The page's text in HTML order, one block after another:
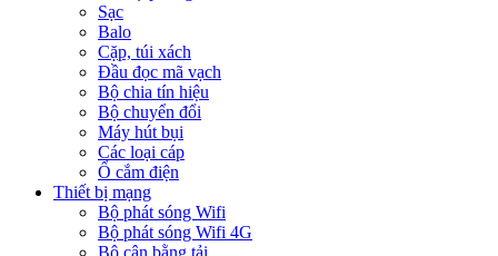
Sạc
Balo
Cặp, túi xách
Đầu đọc mã vạch
Bộ chia tín hiệu
Bộ chuyển đổi
Máy hút bụi
Các loại cáp
Ổ cắm điện
Thiết bị mạng
Bộ phát sóng Wifi
Bộ phát sóng Wifi 4G